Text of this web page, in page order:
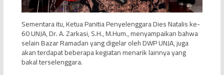
Sementara itu, Ketua Panitia Penyelenggara Dies Natalis ke-
60 UNJA, Dr. A. Zarkasi, S.H., M.Hum., menyampaikan bahwa
selain Bazar Ramadan yang digelar oleh DWP UNJA, juga
akan terdapat beberapa kegiatan menarik lainnya yang
bakal terselenggara.